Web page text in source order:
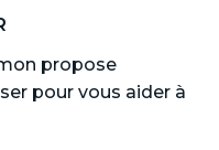
propose
pour vous aider à